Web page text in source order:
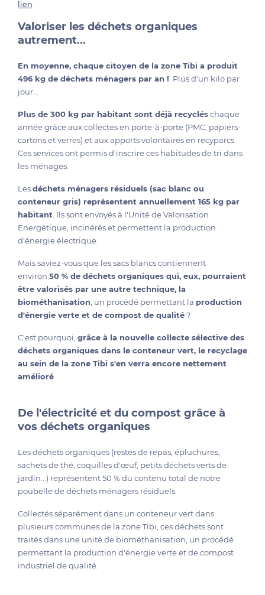
lien
Valoriser les déchets organiques
autrement...
En moyenne, chaque citoyen de la zone Tibi a produit
496 kg de déchets ménagers par an ! Plus d'un kilo par
jour...
Plus de 300 kg par habitant sont déjà recycléschaque
année grâce aux collectes en porte-à-porte (PMC, papiers-
cartons et verres) et aux apports volontaires en recyparcs.
Ces services ont permis d'inscrire ces habitudes de tri dans
les ménages.
Lesdéchets ménagers résiduels (sac blanc ou
conteneur gris) représentent annuellement 165 kg par
habitant. Ils sont envoyés à l'Unité de Valorisation
Energétique, incinérés et permettent la production
d'énergie électrique.
Mais saviez-vous que les sacs blancs contiennent
environ 50 % de déchets organiques qui, eux, pourraient
être valorisés par une autre technique, la
biométhanisation, un procédé permettant la production
d'énergie verte et de compost de qualité?
C'est pourquoi, grâce à la nouvelle collecte sélective des
déchets organiques dans le conteneur vert, le recyclage
au sein de la zone Tibi s'en verra encore nettement
amélioré.
De l'électricité et du compost grâce à
vos déchets organiques
Les déchets organiques (restes de repas, épluchures,
sachets de thé, coquilles d'œuf, petits déchets verts de
jardin...) représentent 50 % du contenu total de notre
poubelle de déchets ménagers résiduels.
Collectés séparément dans un conteneur vert dans
plusieurs communes de la zone Tibi, ces déchets sont
traités dans une unité de biométhanisation, un procédé
permettant la production d'énergie verte et de compost
industriel de qualité.